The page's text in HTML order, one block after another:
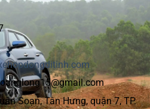
Soạn, Tân Hưng, quận 7, TP.